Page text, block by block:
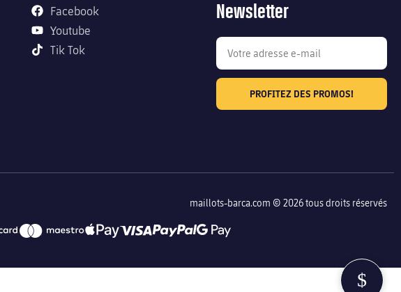
Facebook
Youtube
Tik Tok
Newsletter
PROFITEZ DES PROMOS!
maillots-barca.com © 2026 tous droits réservés